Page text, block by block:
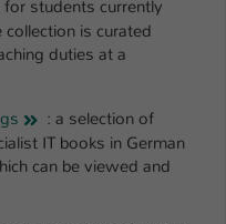
for students currently
is curated
duties at a
: a selection of
IT books in German
can be viewed and